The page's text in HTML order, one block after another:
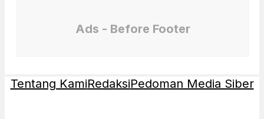
Ads - Before Footer
Tentang KamiRedaksiPedoman Media Siber